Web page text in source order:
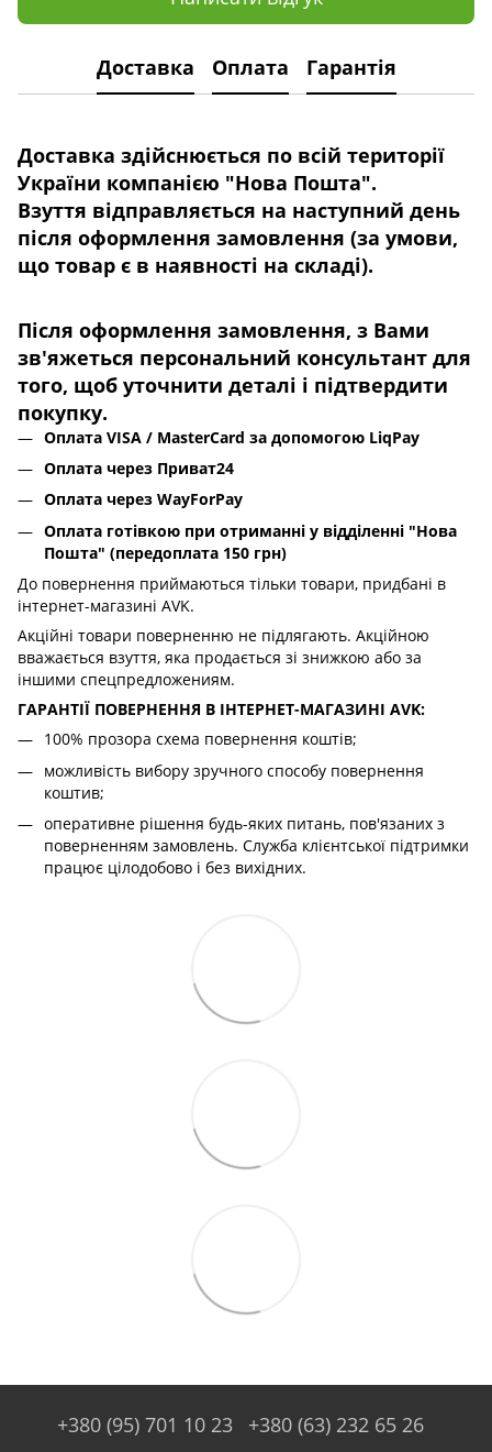
Доставка Оплата Гарантія
Доставка здійснюється по всій території
України компанією "Нова Пошта".
Взуття відправляється на наступний день
після оформлення замовлення (за умови,
що товар є в наявності на складі).
Після оформлення замовлення, з Вами
зв'яжеться персональний консультант для
того, щоб уточнити деталі і підтвердити
покупку.
Оплата VISA / MasterCard за допомогою LiqPay
Оплата через Приват24
Оплата через WayForPay
Оплата готівкою при отриманні у відділенні "Нова
Пошта" (передоплата 150 грн)
До повернення приймаються тільки товари, придбані в
інтернет-магазині AVK.
Акційні товари поверненню не підлягають. Акційною
вважається взуття, яка продається зі знижкою або за
іншими спецпредложениям.
ГАРАНТІЇ ПОВЕРНЕННЯ В ІНТЕРНЕТ-МАГАЗИНІ AVK:
100% прозора схема повернення коштів;
можливість вибору зручного способу повернення
коштив;
оперативне рішення будь-яких питань, пов'язаних з
поверненням замовлень. Служба клієнтської підтримки
працює цілодобово і без вихідних.
+380 (95) 701 10 23
+380 (63) 232 65 26